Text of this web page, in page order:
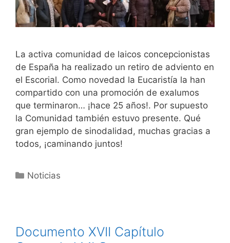
La activa comunidad de laicos concepcionistas
de España ha realizado un retiro de adviento en
el Escorial. Como novedad la Eucaristía la han
compartido con una promoción de exalumos
que terminaron… ¡hace 25 años!. Por supuesto
la Comunidad también estuvo presente. Qué
gran ejemplo de sinodalidad, muchas gracias a
todos, ¡caminando juntos!
Noticias
Documento XVII Capítulo